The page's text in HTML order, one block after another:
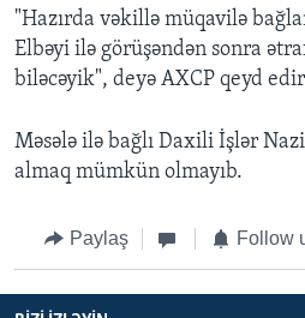
"Hazırda vəkillə müqavilə
Elbəyi ilə görüşəndən sonra
biləcəyik", deyə AXCP qeyd
Məsələ ilə bağlı Daxili İşlər
almaq mümkün olmayıb.
Paylaş Follow